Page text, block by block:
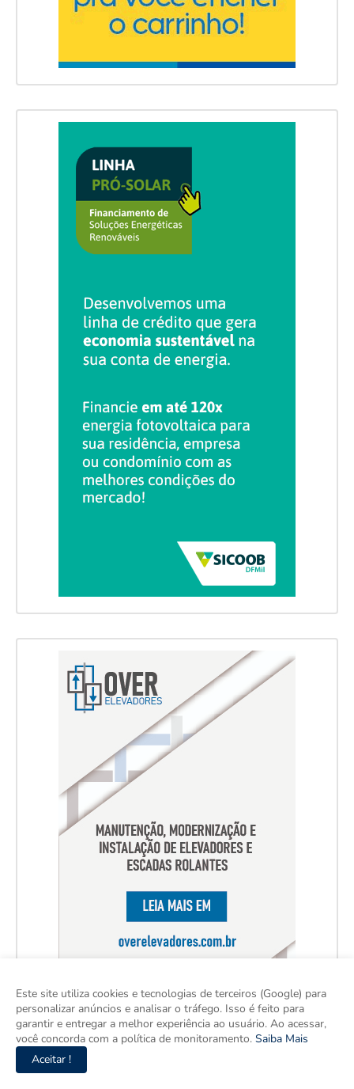
Este site utiliza cookies e tecnologias de terceiros (Google) para
personalizar anúncios e analisar o tráfego. Isso é feito para
garantir e entregar a melhor experiência ao usuário. Ao acessar,
você concorda com a política de monitoramento. Saiba Mais
Aceitar !